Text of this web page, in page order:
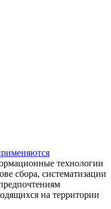
технологии
сбора, систематизации
на территории